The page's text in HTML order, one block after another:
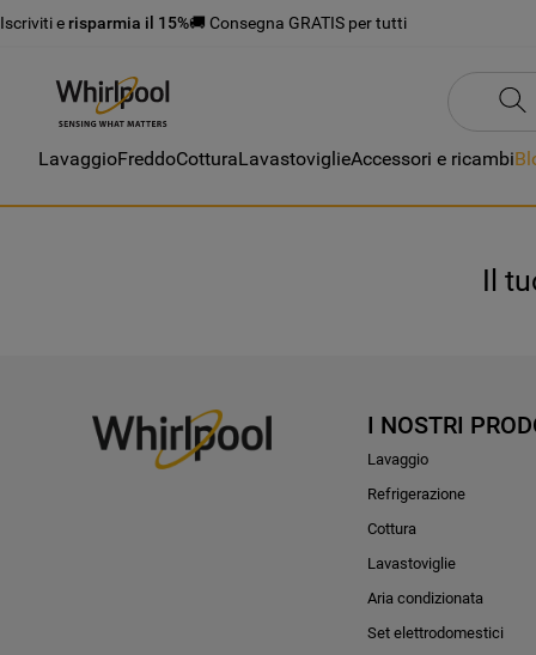
Iscriviti e risparmia il 15%🚚 Consegna GRATIS per tutti
LavaggioFreddoCotturaLavastoviglieAccessori e ricambi
Il
I NOSTRI
Lavaggio
Refrigerazione
Cottura
Lavastoviglie
Aria condizionata
Set elettrodomestici